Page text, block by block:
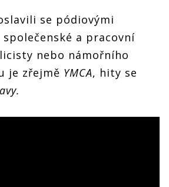
se pódiovými
a pracovní
nebo námořního
je zřejmě YMCA, hity se